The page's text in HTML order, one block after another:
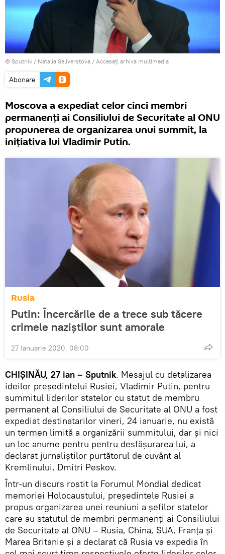
© Sputnik / Natalia Seliverstova / Accesați arhiva multimedia
Abonare
Moscova a expediat celor cinci membri
permanenți ai Consiliului de Securitate al ONU
propunerea de organizarea unui summit, la
inițiativa lui Vladimir Putin.
Rusia
Putin: Încercările de a trece sub tăcere
crimele naziștilor sunt amorale
27 Ianuarie 2020, 08:00
CHIȘINĂU, 27 ian – Sputnik. Mesajul cu detalizarea
ideilor președintelui Rusiei, Vladimir Putin, pentru
summitul liderilor statelor cu statut de membru
permanent al Consiliului de Securitate al ONU a fost
expediat destinatarilor vineri, 24 ianuarie, nu există
un termen limită a organizării summitului, dar și nici
un loc anume pentru pentru desfășurarea lui, a
declarat jurnaliștilor purtătorul de cuvânt al
Kremlinului, Dmitri Peskov.
Într-un discurs rostit la Forumul Mondial dedicat
memoriei Holocaustului, președintele Rusiei a
propus organizarea unei reuniuni a șefilor statelor
care au statutul de membri permanenți ai Consiliului
de Securitate al ONU – Rusia, China, SUA, Franța și
Marea Britanie și a declarat că Rusia va expedia în